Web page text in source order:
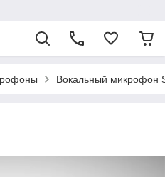
Вокальный микрофон